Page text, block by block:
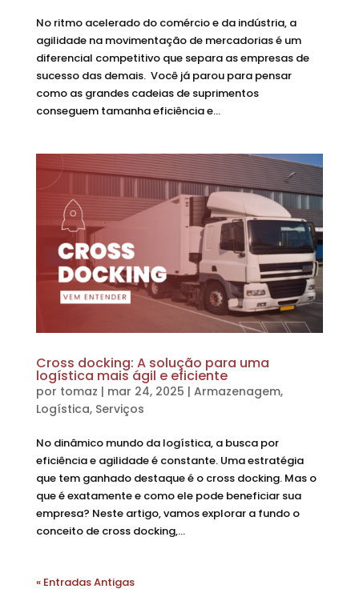
No ritmo acelerado do comércio e da indústria, a
agilidade na movimentação de mercadorias é um
diferencial competitivo que separa as empresas de
sucesso das demais. Você já parou para pensar
como as grandes cadeias de suprimentos
conseguem tamanha eficiência e...
Cross docking: A solução para uma
logística mais ágil e eficiente
por tomaz | mar 24, 2025 | Armazenagem,
Logística, Serviços
No dinâmico mundo da logística, a busca por
eficiência e agilidade é constante. Uma estratégia
que tem ganhado destaque é o cross docking. Mas o
que é exatamente e como ele pode beneficiar sua
empresa? Neste artigo, vamos explorar a fundo o
conceito de cross docking,...
« Entradas Antigas